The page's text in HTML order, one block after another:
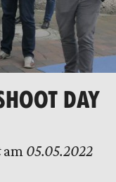
DAY
am 05.05.2022